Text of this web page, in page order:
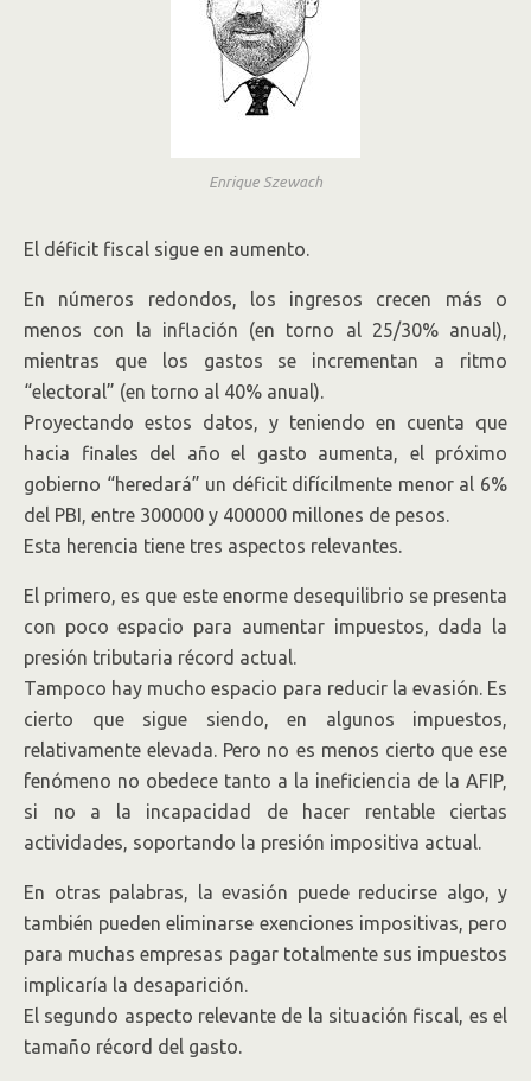
Enrique Szewach
El déficit fiscal sigue en aumento.
En números redondos, los ingresos crecen más o
menos con la inflación (en torno al 25/30% anual),
mientras que los gastos se incrementan a ritmo
“electoral” (en torno al 40% anual).
Proyectando estos datos, y teniendo en cuenta que
hacia finales del año el gasto aumenta, el próximo
gobierno “heredará” un déficit difícilmente menor al 6%
del PBI, entre 300000 y 400000 millones de pesos.
Esta herencia tiene tres aspectos relevantes.
El primero, es que este enorme desequilibrio se presenta
con poco espacio para aumentar impuestos, dada la
presión tributaria récord actual.
Tampoco hay mucho espacio para reducir la evasión. Es
cierto que sigue siendo, en algunos impuestos,
relativamente elevada. Pero no es menos cierto que ese
fenómeno no obedece tanto a la ineficiencia de la AFIP,
si no a la incapacidad de hacer rentable ciertas
actividades, soportando la presión impositiva actual.
En otras palabras, la evasión puede reducirse algo, y
también pueden eliminarse exenciones impositivas, pero
para muchas empresas pagar totalmente sus impuestos
implicaría la desaparición.
El segundo aspecto relevante de la situación fiscal, es el
tamaño récord del gasto.